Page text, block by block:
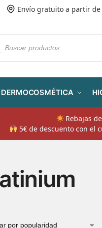
Envío gratuito a partir de
DERMOCOSMÉTICA
Rebajas
5€ de descuento con el